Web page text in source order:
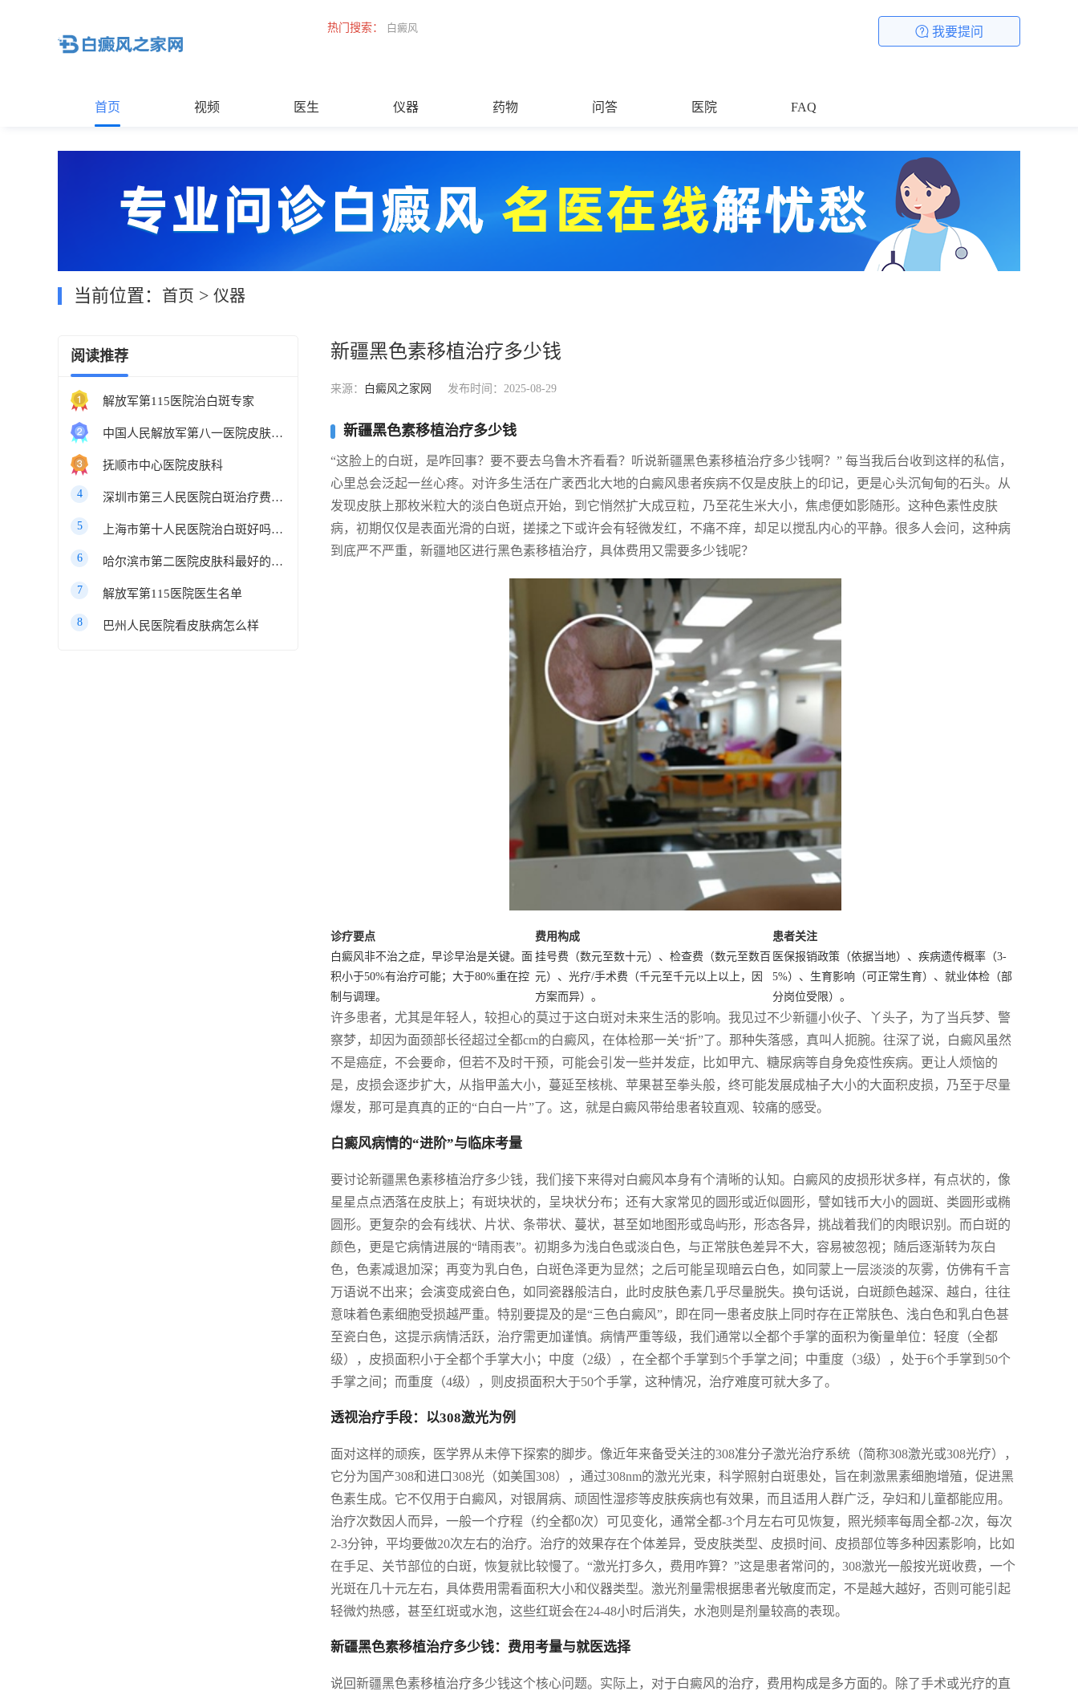
热门搜索： 白癜风 我要提问
首页 视频 医生 仪器 药物 问答 医院 FAQ
当前位置： 首页 > 仪器
阅读推荐
解放军第115医院治白斑专家
中国人民解放军第八一医院皮肤科最好的医生
抚顺市中心医院皮肤科
4 深圳市第三人民医院白斑治疗费用多少
5 上海市第十人民医院治白斑好吗知乎
6 哈尔滨市第二医院皮肤科最好的医生
7 解放军第115医院医生名单
8 巴州人民医院看皮肤病怎么样
新疆黑色素移植治疗多少钱
来源： 白癜风之家网 发布时间：2025-08-29
新疆黑色素移植治疗多少钱
“这脸上的白斑，是咋回事？要不要去乌鲁木齐看看？听说新疆黑色素移植治疗多少钱啊？” 每当我后台收到这样的私信，
心里总会泛起一丝心疼。对许多生活在广袤西北大地的白癜风患者疾病不仅是皮肤上的印记，更是心头沉甸甸的石头。从
发现皮肤上那枚米粒大的淡白色斑点开始，到它悄然扩大成豆粒，乃至花生米大小，焦虑便如影随形。这种色素性皮肤
病，初期仅仅是表面光滑的白斑，搓揉之下或许会有轻微发红，不痛不痒，却足以搅乱内心的平静。很多人会问，这种病
到底严不严重，新疆地区进行黑色素移植治疗，具体费用又需要多少钱呢？
诊疗要点 费用构成
患者关注
白癜风非不治之症，早诊早治是关键。面
积小于50%有治疗可能；大于80%重在控
制与调理。
挂号费（数元至数十元）、检查费（数元至数百
元）、光疗/手术费（千元至千元以上以上，因
方案而异）。
医保报销政策（依据当地）、疾病遗传概率（3-
5%）、生育影响（可正常生育）、就业体检（部
分岗位受限）。
许多患者，尤其是年轻人，较担心的莫过于这白斑对未来生活的影响。我见过不少新疆小伙子、丫头子，为了当兵梦、警
察梦，却因为面颈部长径超过全都cm的白癜风，在体检那一关“折”了。那种失落感，真叫人扼腕。往深了说，白癜风虽然
不是癌症，不会要命，但若不及时干预，可能会引发一些并发症，比如甲亢、糖尿病等自身免疫性疾病。更让人烦恼的
是，皮损会逐步扩大，从指甲盖大小，蔓延至核桃、苹果甚至拳头般，终可能发展成柚子大小的大面积皮损，乃至于尽量
爆发，那可是真真的正的“白白一片”了。这，就是白癜风带给患者较直观、较痛的感受。
白癜风病情的“进阶”与临床考量
要讨论新疆黑色素移植治疗多少钱，我们接下来得对白癜风本身有个清晰的认知。白癜风的皮损形状多样，有点状的，像
星星点点洒落在皮肤上；有斑块状的，呈块状分布；还有大家常见的圆形或近似圆形，譬如钱币大小的圆斑、类圆形或椭
圆形。更复杂的会有线状、片状、条带状、蔓状，甚至如地图形或岛屿形，形态各异，挑战着我们的肉眼识别。而白斑的
颜色，更是它病情进展的“晴雨表”。初期多为浅白色或淡白色，与正常肤色差异不大，容易被忽视；随后逐渐转为灰白
色，色素减退加深；再变为乳白色，白斑色泽更为显然；之后可能呈现暗云白色，如同蒙上一层淡淡的灰雾，仿佛有千言
万语说不出来；会演变成瓷白色，如同瓷器般洁白，此时皮肤色素几乎尽量脱失。换句话说，白斑颜色越深、越白，往往
意味着色素细胞受损越严重。特别要提及的是“三色白癜风”，即在同一患者皮肤上同时存在正常肤色、浅白色和乳白色甚
至瓷白色，这提示病情活跃，治疗需更加谨慎。病情严重等级，我们通常以全都个手掌的面积为衡量单位：轻度（全都
级），皮损面积小于全都个手掌大小；中度（2级），在全都个手掌到5个手掌之间；中重度（3级），处于6个手掌到50个
手掌之间；而重度（4级），则皮损面积大于50个手掌，这种情况，治疗难度可就大多了。
透视治疗手段：以308激光为例
面对这样的顽疾，医学界从未停下探索的脚步。像近年来备受关注的308准分子激光治疗系统（简称308激光或308光疗），
它分为国产308和进口308光（如美国308），通过308nm的激光光束，科学照射白斑患处，旨在刺激黑素细胞增殖，促进黑
色素生成。它不仅用于白癜风，对银屑病、顽固性湿疹等皮肤疾病也有效果，而且适用人群广泛，孕妇和儿童都能应用。
治疗次数因人而异，一般一个疗程（约全都0次）可见变化，通常全都-3个月左右可见恢复，照光频率每周全都-2次，每次
2-3分钟，平均要做20次左右的治疗。治疗的效果存在个体差异，受皮肤类型、皮损时间、皮损部位等多种因素影响，比如
在手足、关节部位的白斑，恢复就比较慢了。“激光打多久，费用咋算？”这是患者常问的，308激光一般按光斑收费，一个
光斑在几十元左右，具体费用需看面积大小和仪器类型。激光剂量需根据患者光敏度而定，不是越大越好，否则可能引起
轻微灼热感，甚至红斑或水泡，这些红斑会在24-48小时后消失，水泡则是剂量较高的表现。
新疆黑色素移植治疗多少钱：费用考量与就医选择
说回新疆黑色素移植治疗多少钱这个核心问题。实际上，对于白癜风的治疗，费用构成是多方面的。除了手术或光疗的直